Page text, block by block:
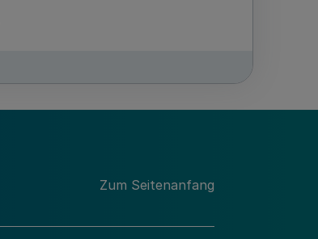
Zum Seitenanfang